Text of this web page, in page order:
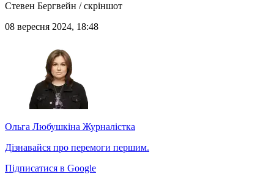
Стевен Бергвейн / скріншот
08 вересня 2024, 18:48
Ольга Любушкіна Журналістка
Дізнавайся про перемоги першим.
Підписатися в Google